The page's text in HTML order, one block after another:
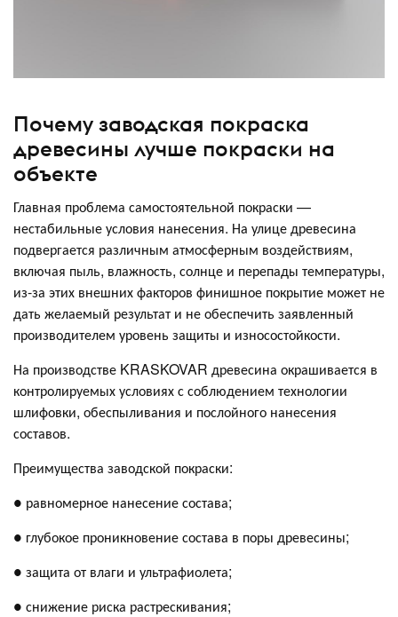
Почему заводская покраска
древесины лучше покраски на
объекте
Главная проблема самостоятельной покраски —
нестабильные условия нанесения. На улице древесина
подвергается различным атмосферным воздействиям,
включая пыль, влажность, солнце и перепады температуры,
из-за этих внешних факторов финишное покрытие может не
дать желаемый результат и не обеспечить заявленный
производителем уровень защиты и износостойкости.
На производстве KRASKOVAR древесина окрашивается в
контролируемых условиях с соблюдением технологии
шлифовки, обеспыливания и послойного нанесения
составов.
Преимущества заводской покраски:
● равномерное нанесение состава;
● глубокое проникновение состава в поры древесины;
● защита от влаги и ультрафиолета;
● снижение риска растрескивания;